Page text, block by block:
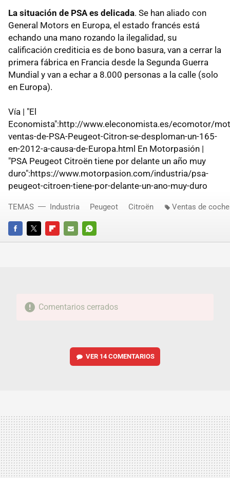
La situación de PSA es delicada. Se han aliado con
General Motors en Europa, el estado francés está
echando una mano rozando la ilegalidad, su
calificación crediticia es de bono basura, van a cerrar la
primera fábrica en Francia desde la Segunda Guerra
Mundial y van a echar a 8.000 personas a la calle (solo
en Europa).
Vía | "El
Economista":http://www.eleconomista.es/ecomotor/
ventas-de-PSA-Peugeot-Citron-se-desploman-un-165-
en-2012-a-causa-de-Europa.html En Motorpasión |
"PSA Peugeot Citroën tiene por delante un año muy
duro":https://www.motorpasion.com/industria/psa-
peugeot-citroen-tiene-por-delante-un-ano-muy-duro
FACEBOOKTWITTERFLIPBOARD
E-
WHATSAPP
TEMAS Industria Peugeot Citroën Ventas de
Comentarios cerrados
VER 14 COMENTARIOS